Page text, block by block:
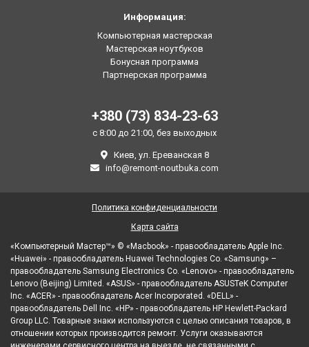
Информация:
Компьютерная мастерская
Мастерская ноутбуков
Бонусная программа
Партнерская программа
+380 (73) 834-23-63
с 8:00 до 21:00, без выходных
Киев, ул. Ереванская 8
info@remont-noutbuka.com
«Компьютерный Мастер™» © «Macbook» - правообладатель Apple Inc.
«Huawei» - правообладатель Huawei Technologies Co. «Samsung» –
правообладатель Samsung Electronics Co. «Lenovo» - правообладатель
Lenovo (Beijing) Limited. «ASUS» - правообладатель ASUSTeK Computer
Inc. «ACER» - правообладатель Acer Incorporated. «DELL» -
правообладатель Dell Inc. «HP» - правообладатель HP Hewlett-Packard
Group LLC. Товарные знаки используются с целью описания товаров, в
отношении которых производится ремонт. Услуги оказываются
Политика конфиденциальности
Карта сайта